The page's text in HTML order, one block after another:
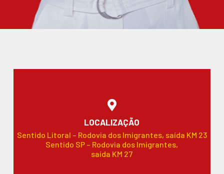
LOCALIZAÇÃO
Sentido Litoral – Rodovia dos Imigrantes, saída KM 23
Sentido SP – Rodovia dos Imigrantes,
saída KM 27